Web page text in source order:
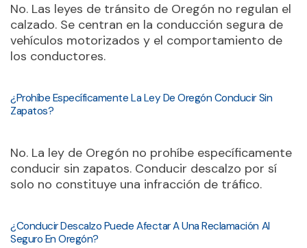
No. Las leyes de tránsito de Oregón no regulan el
calzado. Se centran en la conducción segura de
vehículos motorizados y el comportamiento de
los conductores.
¿Prohíbe Específicamente La Ley De Oregón Conducir Sin
Zapatos?
No. La ley de Oregón no prohíbe específicamente
conducir sin zapatos. Conducir descalzo por sí
solo no constituye una infracción de tráfico.
¿Conducir Descalzo Puede Afectar A Una Reclamación Al
Seguro En Oregón?